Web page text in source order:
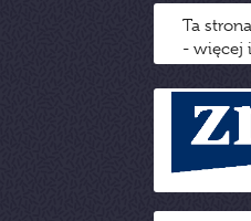
Ta
- więcej